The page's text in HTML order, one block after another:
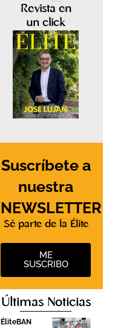
Revista en
un click
Suscríbete a
nuestra
NEWSLETTER
Sé parte de la Élite
ME
SUSCRIBO
Últimas Noticias
ÉliteBAN